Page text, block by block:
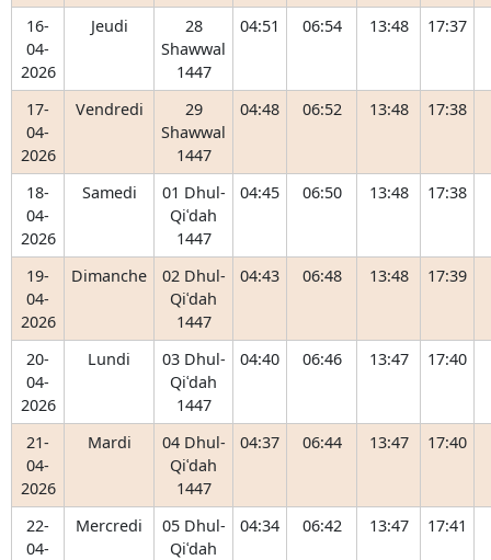
16-
04-
2026
Jeudi
28
Shawwal
1447
04:51 06:54 13:48 17:37
17-
04-
2026
Vendredi
29
Shawwal
1447
04:48 06:52 13:48 17:38
18-
04-
2026
Samedi
01 Dhul-
Qiʿdah
1447
04:45 06:50 13:48 17:38
19-
04-
2026
Dimanche
02 Dhul-
Qiʿdah
1447
04:43 06:48 13:48 17:39
20-
04-
2026
Lundi
03 Dhul-
Qiʿdah
1447
04:40 06:46 13:47 17:40
21-
04-
2026
Mardi
04 Dhul-
Qiʿdah
1447
04:37 06:44 13:47 17:40
22-
04-
Mercredi
05 Dhul-
Qiʿdah
04:34 06:42 13:47 17:41